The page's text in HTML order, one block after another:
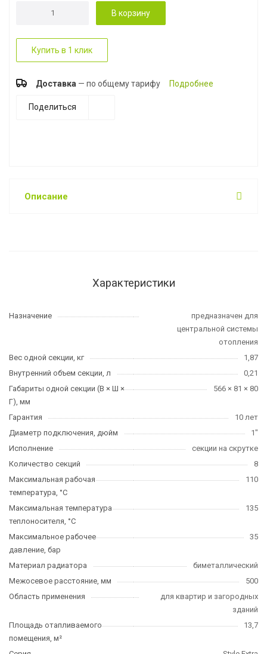
В корзину
Купить в 1 клик
Доставка — по общему тарифу Подробнее
Поделиться
Описание
Характеристики
Назначение
предназначен для
центральной системы
отопления
Вес одной секции, кг
1,87
Внутренний объем секции, л
0,21
Габариты одной секции (В × Ш ×
Г), мм
566 × 81 × 80
Гарантия
10 лет
Диаметр подключения, дюйм
1"
Исполнение
секции на скрутке
Количество секций
8
Максимальная рабочая
температура, °C
110
Максимальная температура
теплоносителя, °C
135
Максимальное рабочее
давление, бар
35
Материал радиатора
биметаллический
Межосевое расстояние, мм
500
Область применения
для квартир и загородных
зданий
Площадь отапливаемого
помещения, м²
13,7